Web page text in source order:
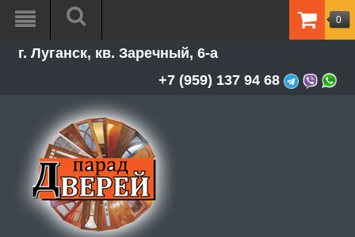
г. Луганск, кв. Заречный, 6-а
+7 (959) 137 94 68
0